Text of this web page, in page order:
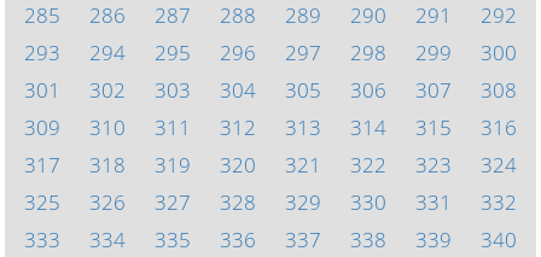
285
286 287 288 289 290 291
292
293
294 295 296 297 298 299
300
301
302 303 304 305 306 307
308
309
310 311 312 313 314 315
316
317
318 319 320 321 322 323
324
325
326 327 328 329 330 331
332
333
334 335 336 337 338 339
340